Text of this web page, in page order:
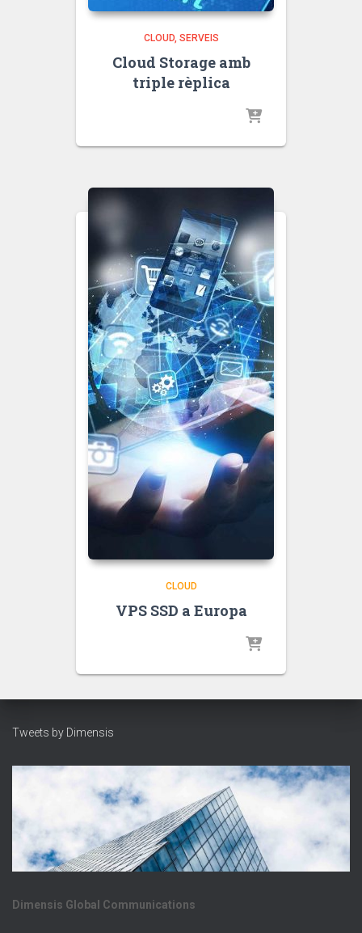
CLOUD SERVEIS
Cloud Storage amb
triple rèplica
CLOUD
VPS SSD a Europa
Tweets by Dimensis
Dimensis Global Communications